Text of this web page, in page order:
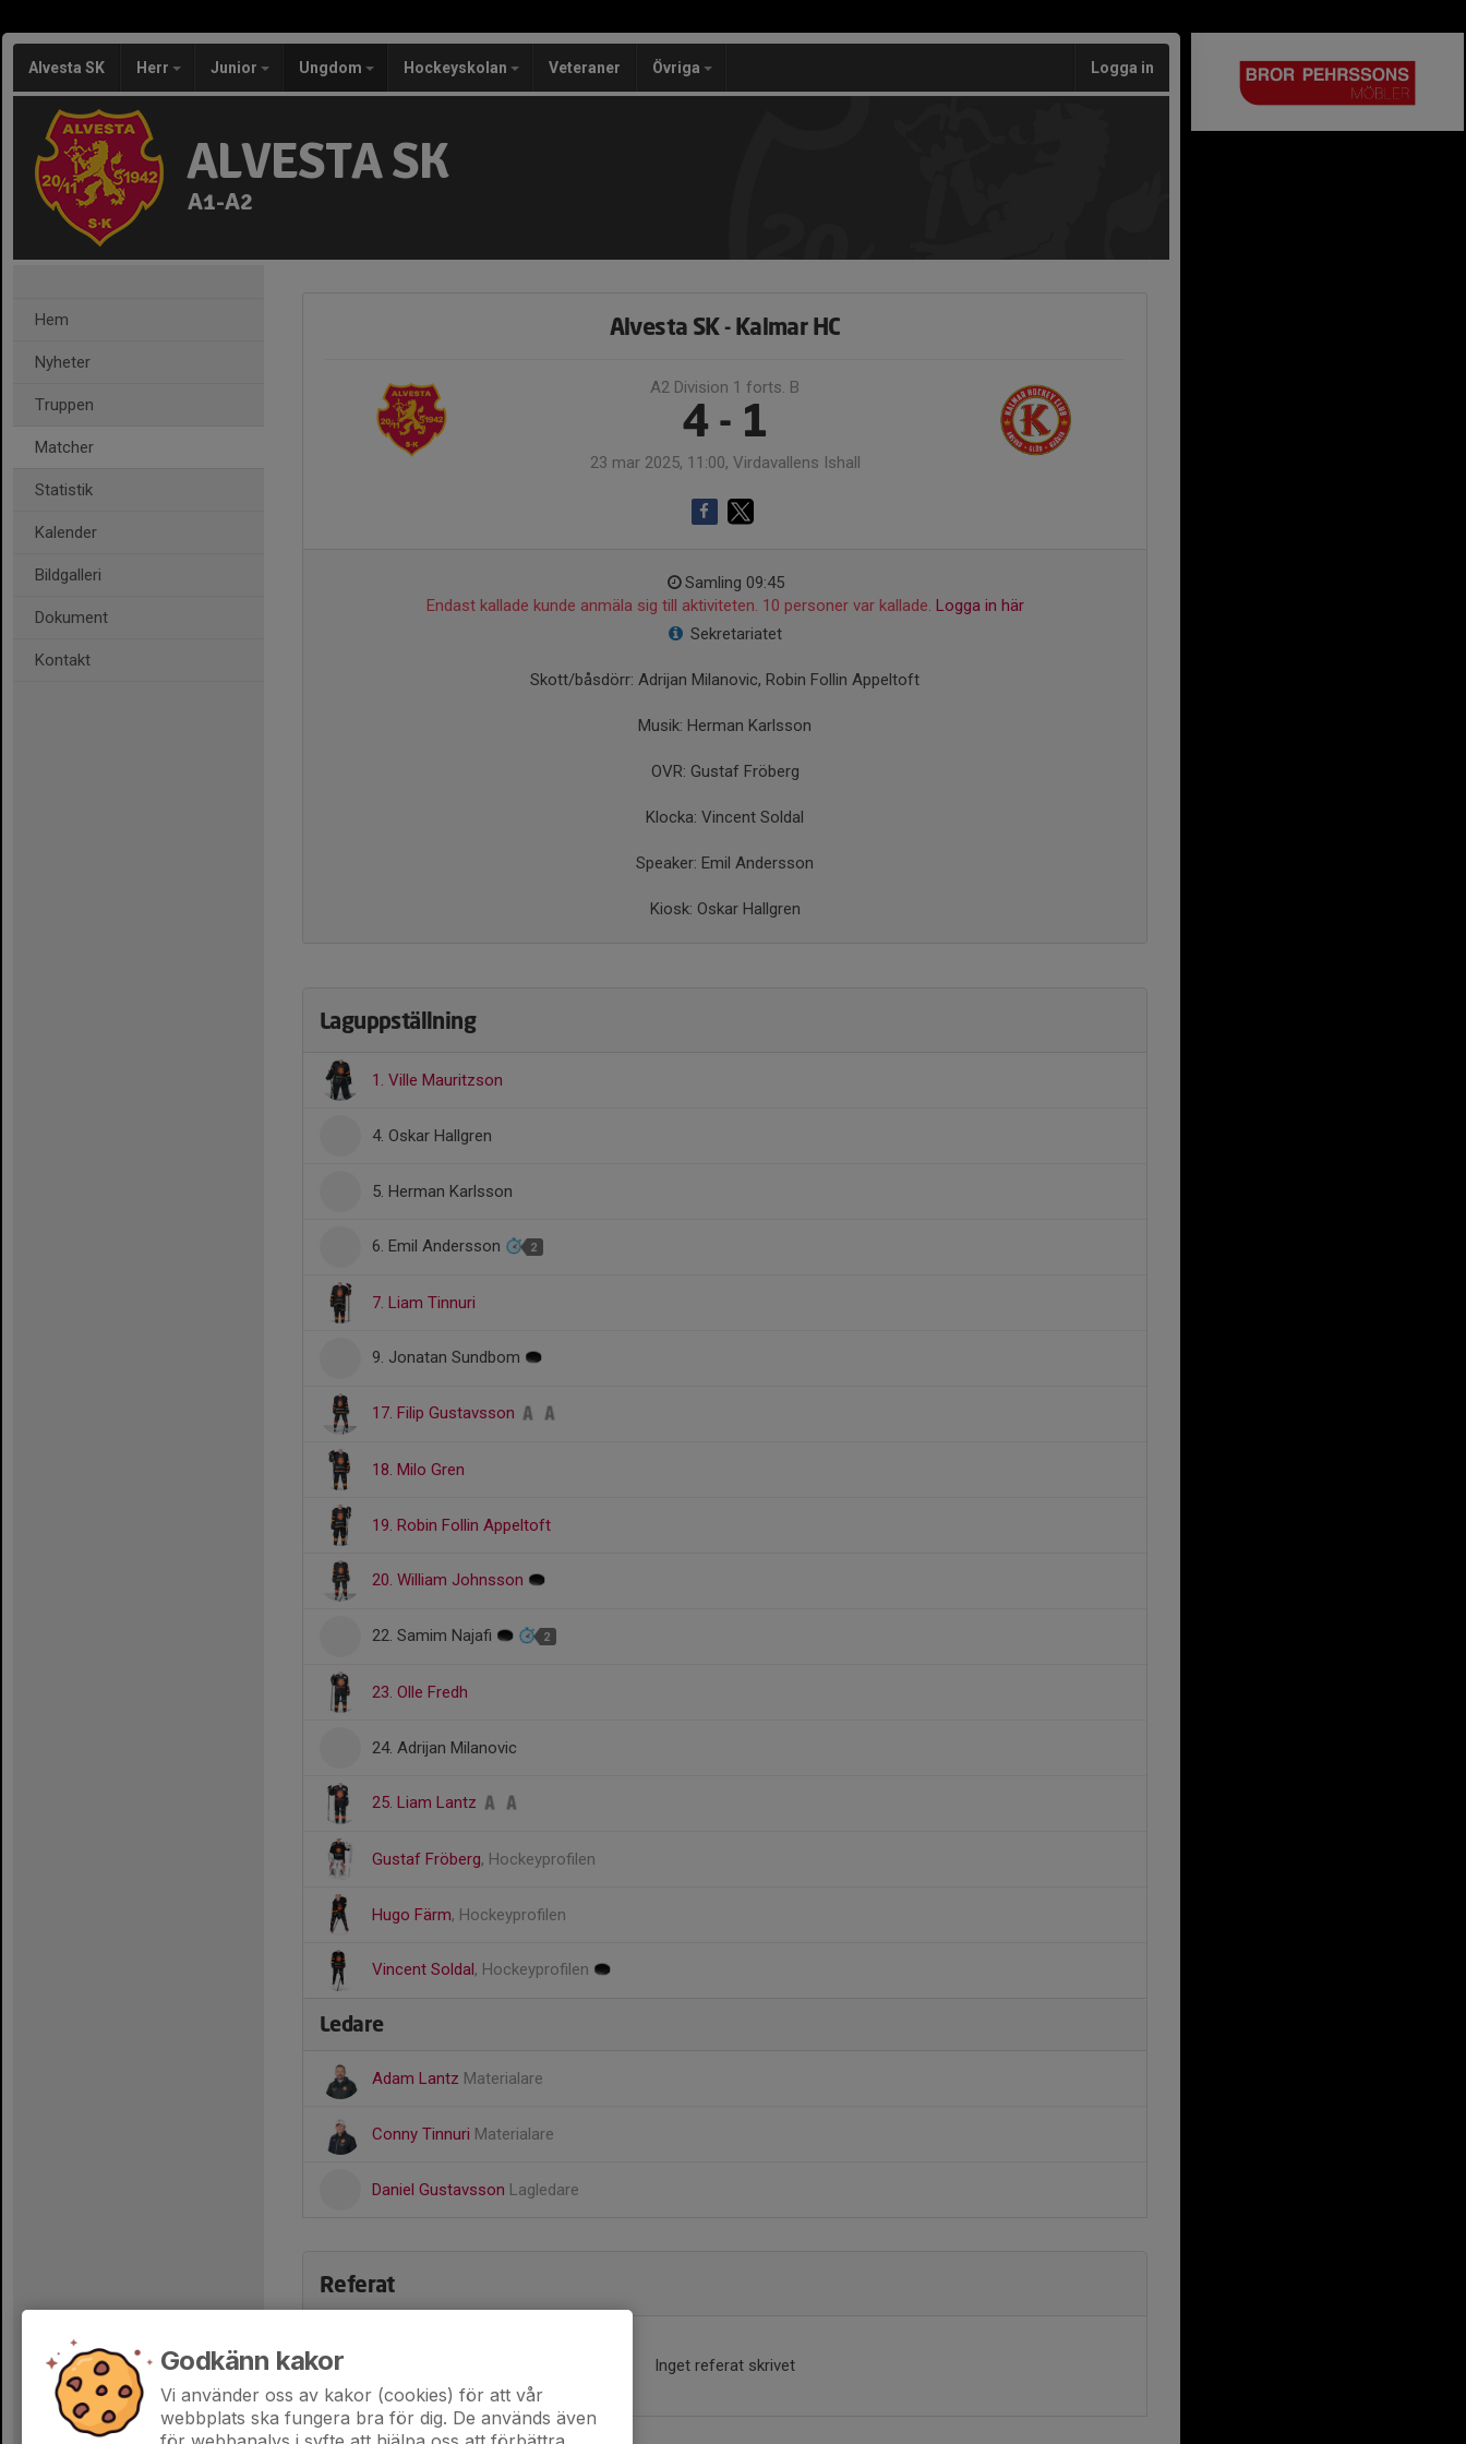
Alvesta SK Herr Junior Ungdom Hockeyskolan Veteraner Övriga Logga in
ALVESTA SK
A1-A2
Hem
Nyheter
Truppen
Matcher
Statistik
Kalender
Bildgalleri
Dokument
Kontakt
Alvesta SK - Kalmar HC
A2 Division 1 forts. B
4 - 1
23 mar 2025, 11:00, Virdavallens Ishall
Samling 09:45
Endast kallade kunde anmäla sig till aktiviteten. 10 personer var kallade. Logga in här
Sekretariatet
Skott/båsdörr: Adrijan Milanovic, Robin Follin Appeltoft
Musik: Herman Karlsson
OVR: Gustaf Fröberg
Klocka: Vincent Soldal
Speaker: Emil Andersson
Kiosk: Oskar Hallgren
Laguppställning
1. Ville Mauritzson
4. Oskar Hallgren
5. Herman Karlsson
6. Emil Andersson 2
7. Liam Tinnuri
9. Jonatan Sundbom
17. Filip Gustavsson
18. Milo Gren
19. Robin Follin Appeltoft
20. William Johnsson
22. Samim Najafi 2
23. Olle Fredh
24. Adrijan Milanovic
25. Liam Lantz
Gustaf Fröberg, Hockeyprofilen
Hugo Färm, Hockeyprofilen
Vincent Soldal, Hockeyprofilen
Ledare
Adam Lantz Materialare
Conny Tinnuri Materialare
Daniel Gustavsson Lagledare
Referat
Inget referat skrivet
Godkänn kakor
Vi använder oss av kakor (cookies) för att vår
webbplats ska fungera bra för dig. De används även